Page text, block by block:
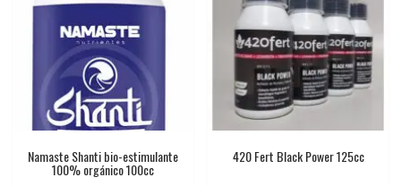
Namaste Shanti bio-estimulante
100% orgánico 100cc
420 Fert Black Power 125cc